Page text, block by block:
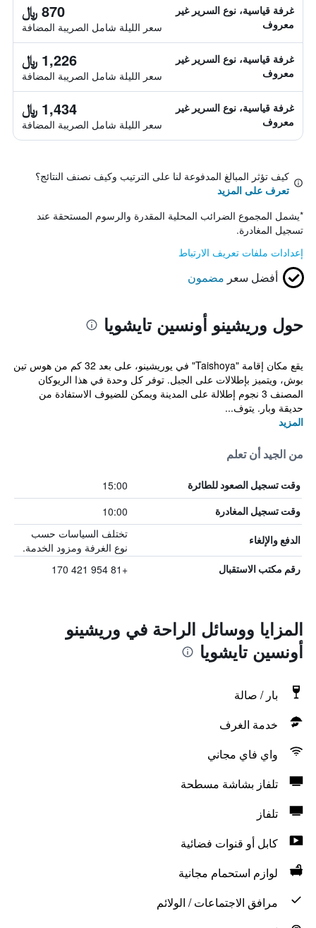
غرفة قياسية، نوع السرير غير
معروف
870 ﷼
سعر الليلة شامل الصريبة المضافة
غرفة قياسية، نوع السرير غير
معروف
1,226 ﷼
سعر الليلة شامل الصريبة المضافة
غرفة قياسية، نوع السرير غير
معروف
1,434 ﷼
سعر الليلة شامل الصريبة المضافة
كيف تؤثر المبالغ المدفوعة لنا على الترتيب وكيف نصنف النتائج؟
تعرف على المزيد
*يشمل المجموع الضرائب المحلية المقدرة والرسوم المستحقة عند
تسجيل المغادرة.
إعدادات ملفات تعريف الارتباط
أفضل سعر مضمون
حول وريشينو أونسين تايشويا
يقع مكان إقامة "Taishoya" في يوريشينو، على بعد 32 كم من هوس تين
بوش، ويتميز بإطلالات على الجبل. توفر كل وحدة في هذا الريوكان
المصنف 3 نجوم إطلالة على المدينة ويمكن للضيوف الاستفادة من
حديقة وبار. يتوف...
المزيد
من الجيد أن تعلم
وقت تسجيل الصعود للطائرة 15:00
وقت تسجيل المغادرة 10:00
الدفع والإلغاء
تختلف السياسات حسب
نوع الغرفة ومزود الخدمة.
رقم مكتب الاستقبال +81 954 421 170
المزايا ووسائل الراحة في وريشينو
أونسين تايشويا
بار / صالة
خدمة الغرف
واي فاي مجاني
تلفاز بشاشة مسطحة
تلفاز
كابل أو قنوات فضائية
لوازم استحمام مجانية
مرافق الاجتماعات / الولائم